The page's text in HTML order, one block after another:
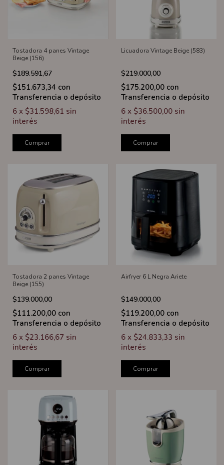
Tostadora 4 panes Vintage
Beige (156)
$189.591,67
$151.673,34 con
Transferencia o depósito
6 x $31.598,61 sin
interés
Comprar
Licuadora Vintage Beige (583)
$219.000,00
$175.200,00 con
Transferencia o depósito
6 x $36.500,00 sin
interés
Comprar
Tostadora 2 panes Vintage
Beige (155)
$139.000,00
$111.200,00 con
Transferencia o depósito
6 x $23.166,67 sin
interés
Comprar
Airfryer 6 L Negra Ariete
$149.000,00
$119.200,00 con
Transferencia o depósito
6 x $24.833,33 sin
interés
Comprar